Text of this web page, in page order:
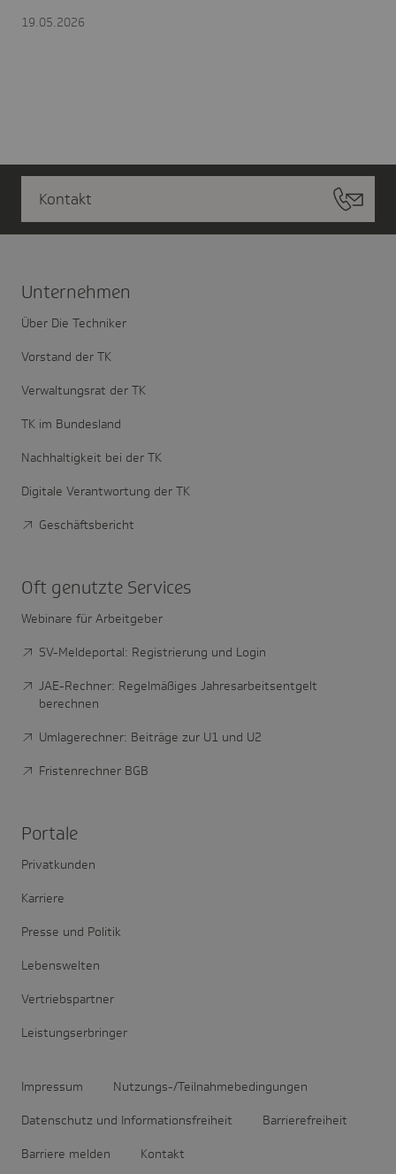
19.05.2026
Kontakt
Unter­nehmen
Über Die Techniker
Vorstand der TK
Verwaltungsrat der TK
TK im Bundesland
Nachhaltigkeit bei der TK
Digitale Verantwortung der TK
Geschäftsbericht
Oft genutzte Services
Webinare für Arbeitgeber
SV-Meldeportal: Registrierung und Login
JAE-Rechner: Regelmäßiges Jahresarbeitsentgelt
berechnen
Umlagerechner: Beiträge zur U1 und U2
Fristenrechner BGB
Portale
Privatkunden
Karriere
Presse und Politik
Lebenswelten
Vertriebspartner
Leistungserbringer
Impressum Nutzungs-/Teilnahmebedingungen
Datenschutz und Informationsfreiheit Barrierefreiheit
Barriere melden Kontakt